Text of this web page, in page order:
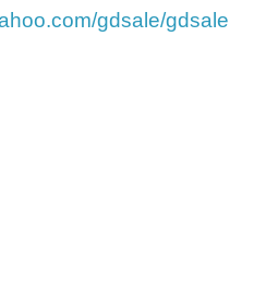
gdsale/gdsale